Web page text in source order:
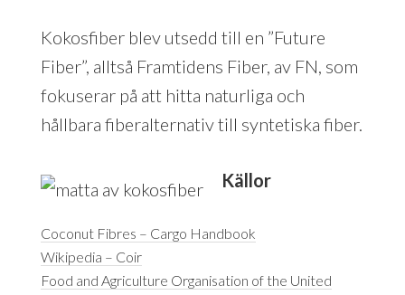
Kokosfiber blev utsedd till en ”Future
Fiber”, alltså Framtidens Fiber, av FN, som
fokuserar på att hitta naturliga och
hållbara fiberalternativ till syntetiska fiber.
Källor
Coconut Fibres – Cargo Handbook
Wikipedia – Coir
Food and Agriculture Organisation of the United